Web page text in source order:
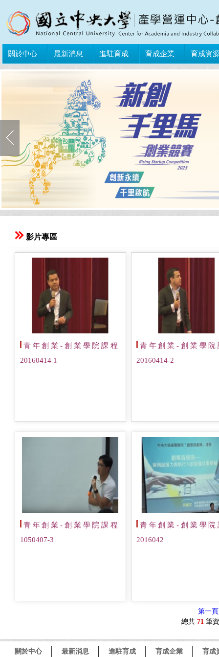
關於中心 最新消息 進駐育成 育成企業 育成資
影片專區
青年創業-創業學院課程
20160414 1
青年創業-創業學院
20160414-2
青年創業-創業學院課程
1050407-3
青年創業-創業學院
2016042
第一頁
總共 71 筆
關於中心 最新消息 進駐育成 育成企業 育成